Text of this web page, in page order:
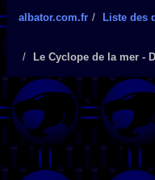
albator.com.fr Liste des
Le Cyclope de la mer -